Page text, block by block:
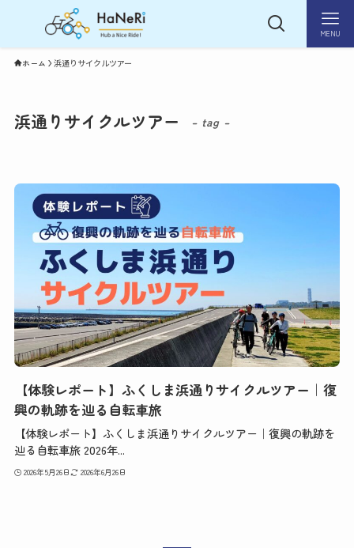
MENU
ホーム 浜通りサイクルツアー
浜通りサイクルツアー – tag –
【体験レポート】ふくしま浜通りサイクルツアー｜復
興の軌跡を辿る自転車旅
【体験レポート】ふくしま浜通りサイクルツアー｜復興の軌跡を
辿る自転車旅 2026年...
2026年5月26日 2026年6月26日